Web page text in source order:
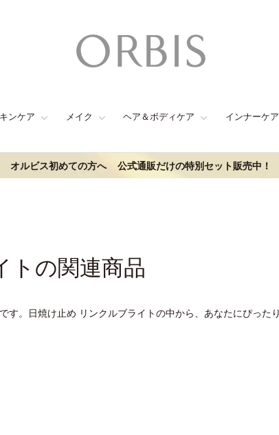
ンケア メイク ヘア＆ボディケア インナーケア
オルビス初めての方へ 公式通販だけの特別セット販売中！
トの関連商品
。日焼け止め リンクルブライトの中から、あなたにぴった